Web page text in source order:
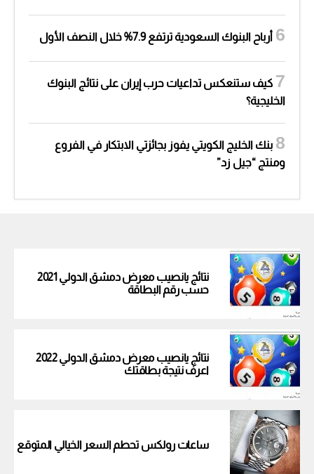
أرباح البنوك السعودية ترتفع 7.9% خلال النصف الأول
كيف ستنعكس تداعيات حرب إيران على نتائج البنوك
الخليجية؟
بنك الخليج الكويتي يفوز بجائزتي الابتكار في الفروع
ومنتج “جيل زد”
نتائج يانصيب معرض دمشق الدولي 2021
حسب رقم البطاقة
نتائج يانصيب معرض دمشق الدولي 2022
اعرف نتيجة بطاقتك
ساعات رولكس تحطم السعر الخيالي المتوقع